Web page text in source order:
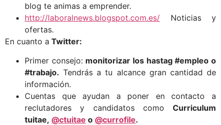
blog te animas a emprender.
http://laboralnews.blogspot.com.es/ Noticias y
ofertas.
En cuanto a Twitter:
Primer consejo: monitorizar los hastag #empleo o
#trabajo. Tendrás a tu alcance gran cantidad de
información.
Cuentas que ayudan a poner en contacto a
reclutadores y candidatos como Curriculum
tuitae, @ctuitae o @currofile.